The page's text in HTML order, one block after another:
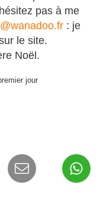
pas à me
: je
le site.
Noël.
jour